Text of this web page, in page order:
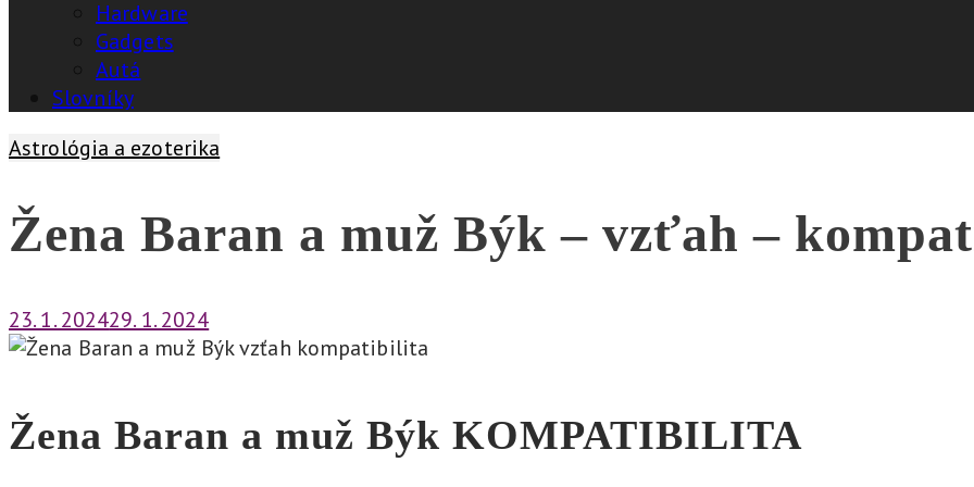
Hardware
Gadgets
Autá
Slovníky
Astrológia a ezoterika
Žena Baran a muž Býk – vzťah –
23. 1. 202429. 1. 2024
Žena Baran a muž Býk KOMPATIBILITA